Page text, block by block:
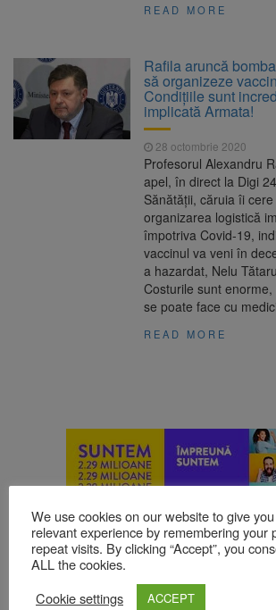
READ MORE
Rafila aruncă
să organizeze
Condițiile sunt
implicată Armata!
28 octombrie 2020
Profesorul Alexandru
apel, în direct la Digi
Sănătății, căruia îi
organizarea logistică
împotriva Covid-19,
vaccinul va veni în
a hazardat, Nelu
Costurile sunt
se poate face cu
READ MORE
We use cookies on our website to give
relevant experience by remembering your
repeat visits. By clicking “Accept”, you
ALL the cookies.
Cookie settings
ACCEPT